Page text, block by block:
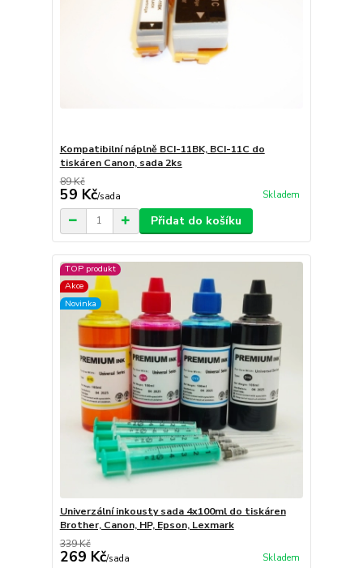
Kompatibilní náplně BCI-11BK, BCI-11C do
tiskáren Canon, sada 2ks
89 Kč
59 Kč/sada Skladem
Přidat do košíku
TOP produkt
Akce
Novinka
Univerzální inkousty sada 4x100ml do tiskáren
Brother, Canon, HP, Epson, Lexmark
339 Kč
269 Kč/sada Skladem